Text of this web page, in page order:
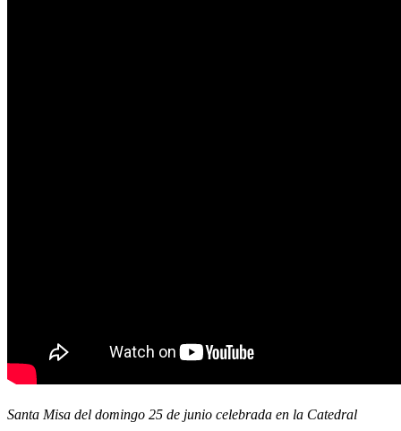
Santa Misa del domingo 25 de junio celebrada en la Catedral